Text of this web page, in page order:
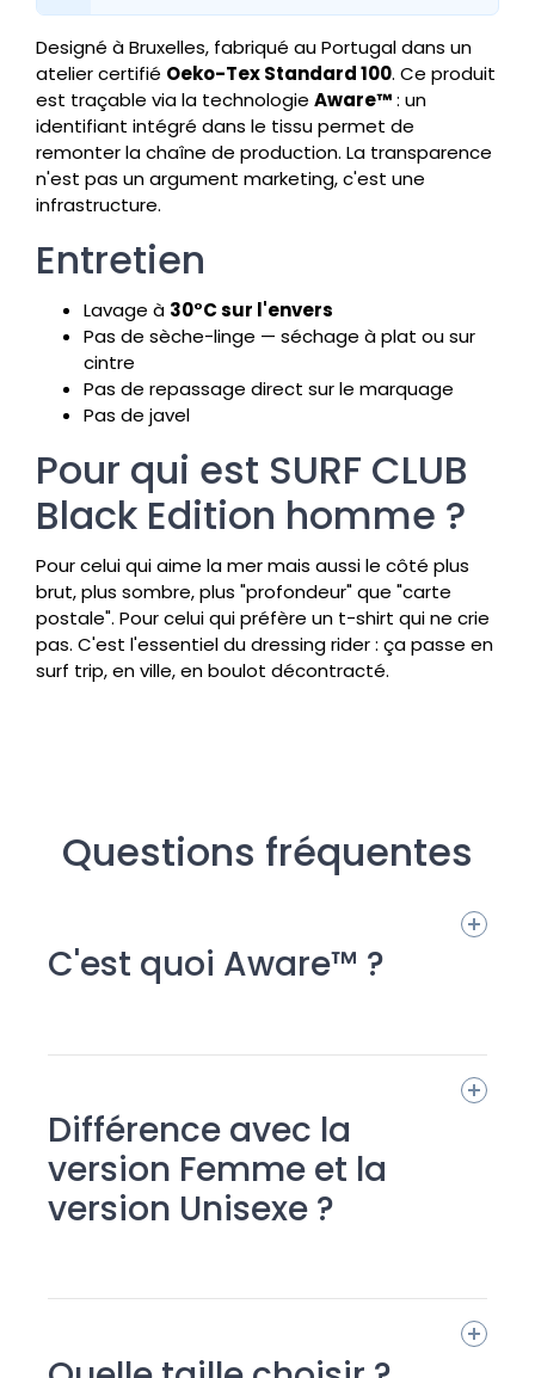
Designé à Bruxelles, fabriqué au Portugal dans un
atelier certifié Oeko-Tex Standard 100. Ce produit
est traçable via la technologie Aware™: un
identifiant intégré dans le tissu permet de
remonter la chaîne de production. La transparence
n'est pas un argument marketing, c'est une
infrastructure.
Entretien
Lavage à 30°C sur l'envers
Pas de sèche-linge — séchage à plat ou sur
cintre
Pas de repassage direct sur le marquage
Pas de javel
Pour qui est SURF CLUB
Black Edition homme ?
Pour celui qui aime la mer mais aussi le côté plus
brut, plus sombre, plus "profondeur" que "carte
postale". Pour celui qui préfère un t-shirt qui ne crie
pas. C'est l'essentiel du dressing rider : ça passe en
surf trip, en ville, en boulot décontracté.
Questions fréquentes
C'est quoi Aware™ ?
Différence avec la
version Femme et la
version Unisexe ?